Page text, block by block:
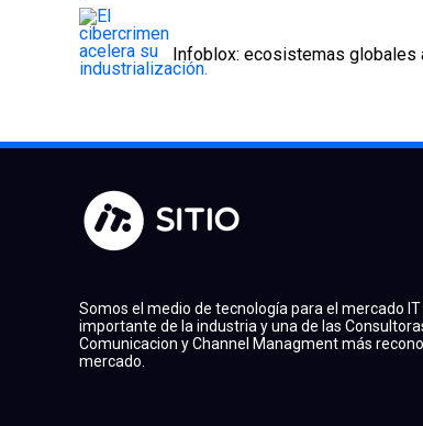
Infoblox: ecosistemas globales
Somos el medio de tecnología para el mercado
importante de la industria y una de las
Comunicacion y Channel Managment más
mercado.